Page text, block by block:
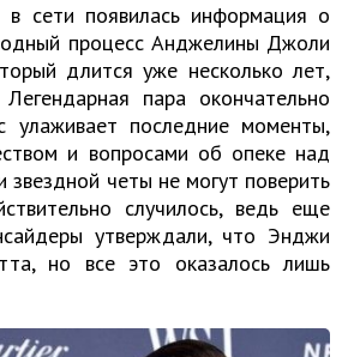
в сети появилась информация о
процесс Анджелины Джоли
длится уже несколько лет,
пара окончательно
улаживает последние моменты,
и вопросами об опеке над
звездной четы не могут поверить
случилось, ведь еще
утверждали, что Энджи
но все это оказалось лишь